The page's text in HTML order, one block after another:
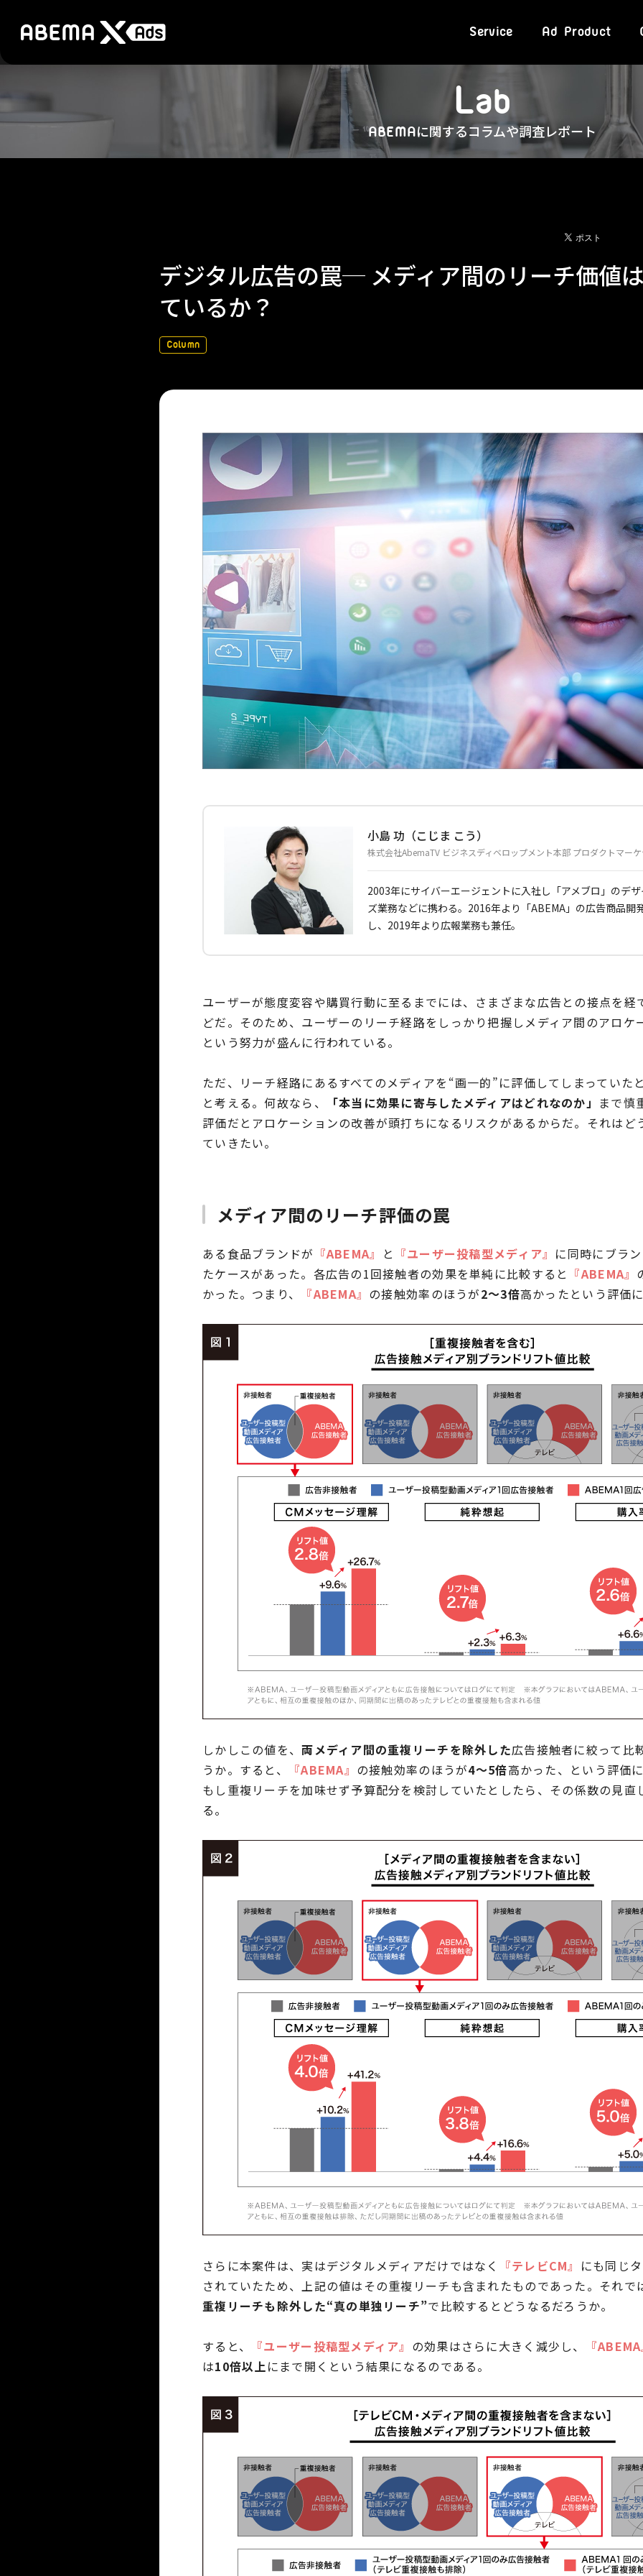
Service Ad Product
Lab
ABEMAに関するコラムや調査レポート
デジタル広告の罠─ メディア間のリーチ価値
ているか？
Column
小島 功（こじま こう）
株式会社AbemaTV ビジネスディベロップメント本部 プロダクトマー
2003年にサイバーエージェントに入社し「アメブロ」のデ
ズ業務などに携わる。2016年より「ABEMA」の広告商品開
し、2019年より広報業務も兼任。
ユーザーが態度変容や購買行動に至るまでには、さまざまな広告との接点を経
どだ。そのため、ユーザーのリーチ経路をしっかり把握しメディア間のアロケ
という努力が盛んに行われている。
ただ、リーチ経路にあるすべてのメディアを“画一的”に評価してしまっていた
と考える。何故なら、
「本当に効果に寄与したメディアはどれなのか」 まで慎
評価だとアロケーションの改善が頭打ちになるリスクがあるからだ。それはど
ていきたい。
メディア間のリーチ評価の罠
ある食品ブランドが 『ABEMA』 と 『ユーザー投稿型メディア』 に同時にブラ
たケースがあった。各広告の1回接触者の効果を単純に比較すると 『ABEMA』
かった。つまり、
『ABEMA』 の接触効率のほうが2～3倍高かったという評価
しかしこの値を、両メディア間の重複リーチを除外した広告接触者に絞って比
うか。すると、
『ABEMA』 の接触効率のほうが4～5倍高かった、という評価
もし重複リーチを加味せず予算配分を検討していたとしたら、その係数の見直
る。
さらに本案件は、実はデジタルメディアだけではなく 『テレビCM』 にも同じ
されていたため、上記の値はその重複リーチも含まれたものであった。それで
重複リーチも除外した“真の単独リーチ”で比較するとどうなるだろうか。
すると、 『ユーザー投稿型メディア』 の効果はさらに大きく減少し、
『
は10倍以上にまで開くという結果になるのである。